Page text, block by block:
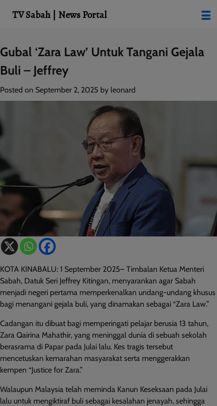
Skip
to
content
Gubal ‘Zara Law’ Untuk Tangani Gejala
Buli – Jeffrey
Posted on September 2, 2025 by leonard
KOTA KINABALU: 1 September 2025– Timbalan Ketua Menteri
Sabah, Datuk Seri Jeffrey Kitingan, menyarankan agar Sabah
menjadi negeri pertama memperkenalkan undang-undang khusus
bagi menangani gejala buli, yang dinamakan sebagai “Zara Law.”
Cadangan itu dibuat bagi memperingati pelajar berusia 13 tahun,
Zara Qairina Mahathir, yang meninggal dunia di sebuah sekolah
berasrama di Papar pada Julai lalu. Kes tragis tersebut
mencetuskan kemarahan masyarakat serta menggerakkan
kempen “Justice for Zara.”
Walaupun Malaysia telah meminda Kanun Keseksaan pada Julai
lalu untuk mengiktiraf buli sebagai kesalahan jenayah, sehingga
TV Sabah | News Portal